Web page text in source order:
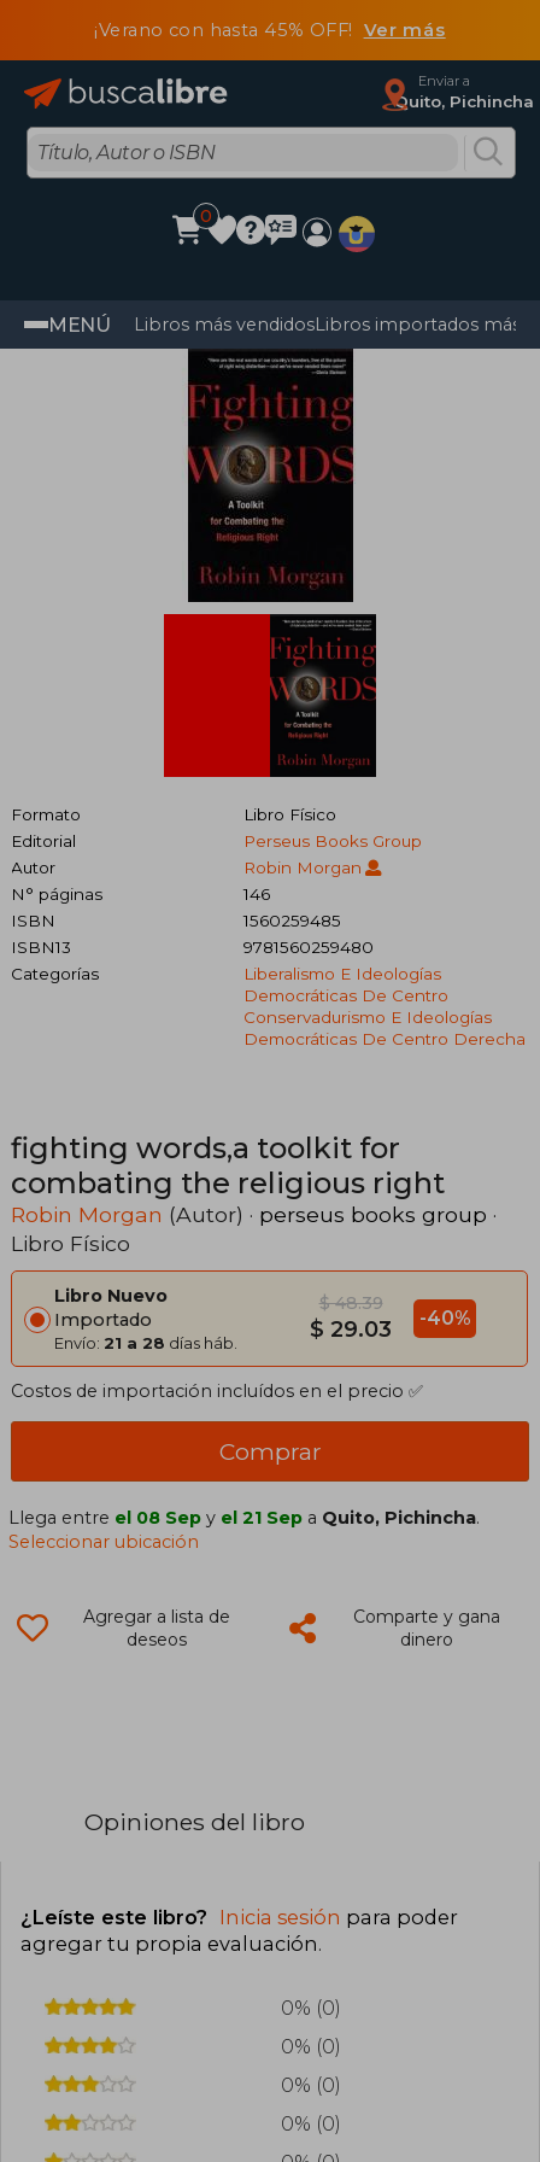
¡Verano con hasta 45% OFF! Ver más
Enviar a
Quito, Pichincha
0
MENÚ Libros más vendidosLibros importados más
Formato
Libro Físico
Editorial
Perseus Books Group
Autor
Robin Morgan
N° páginas
146
ISBN
1560259485
ISBN13
9781560259480
Categorías
Liberalismo E Ideologías
Democráticas De Centro
Conservadurismo E Ideologías
Democráticas De Centro Derecha
fighting words,a toolkit for
combating the religious right
Robin Morgan (Autor) · perseus books group ·
Libro Físico
Libro Nuevo
Importado
Envío: 21 a 28 días háb.
$ 48.39
$ 29.03 -40%
Costos de importación incluídos en el precio ✅
Comprar
Llega entre el 08 Sep y el 21 Sep a Quito, Pichincha.
Seleccionar ubicación
Agregar a lista de
deseos
Comparte y gana
dinero
Opiniones del libro
¿Leíste este libro? Inicia sesión para poder
agregar tu propia evaluación.
0% (0)
0% (0)
0% (0)
0% (0)